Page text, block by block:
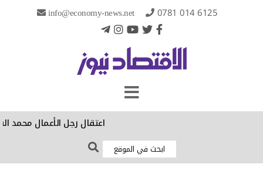
info@economy-news.net 0781 014 6125
‏اعتقال رجل الأعمال محمد